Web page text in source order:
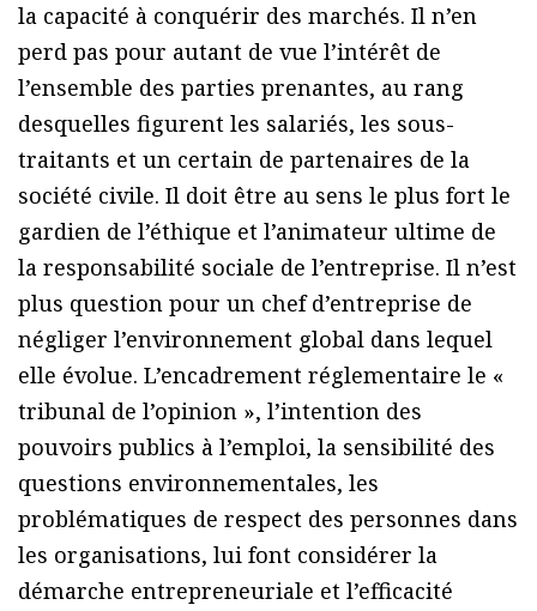
la capacité à conquérir des marchés. Il n’en
perd pas pour autant de vue l’intérêt de
l’ensemble des parties prenantes, au rang
desquelles figurent les salariés, les sous-
traitants et un certain de partenaires de la
société civile. Il doit être au sens le plus fort le
gardien de l’éthique et l’animateur ultime de
la responsabilité sociale de l’entreprise. Il n’est
plus question pour un chef d’entreprise de
négliger l’environnement global dans lequel
elle évolue. L’encadrement réglementaire le «
tribunal de l’opinion », l’intention des
pouvoirs publics à l’emploi, la sensibilité des
questions environnementales, les
problématiques de respect des personnes dans
les organisations, lui font considérer la
démarche entrepreneuriale et l’efficacité